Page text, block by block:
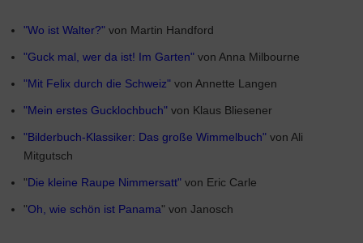
"Wo ist Walter?" von Martin Handford
"Guck mal, wer da ist! Im Garten" von Anna Milbourne
"Mit Felix durch die Schweiz" von Annette Langen
"Mein erstes Gucklochbuch" von Klaus Bliesener
"Bilderbuch-Klassiker: Das große Wimmelbuch" von Ali
Mitgutsch
"Die kleine Raupe Nimmersatt" von Eric Carle
"Oh, wie schön ist Panama" von Janosch